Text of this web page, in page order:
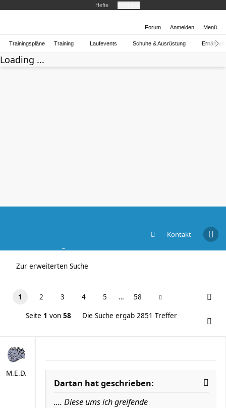
Hefte
Forum Anmelden Menü
Trainingspläne Training Laufevents Schuhe & Ausrüstung
Loading ...
Kontakt
Zur erweiterten Suche
1 2 3 4 5 … 58
Seite 1 von 58 Die Suche ergab 2851 Treffer
M.E.D.
Dartan hat geschrieben:
.... Diese ums ich greifende